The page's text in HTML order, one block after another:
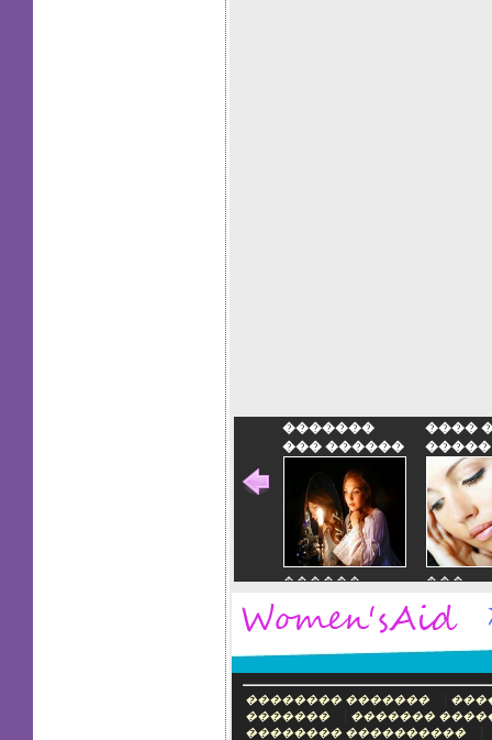
�������
��� ������
������
��� ������
����
�����
���
����
�������� �������
�������
�������
�������� ����������